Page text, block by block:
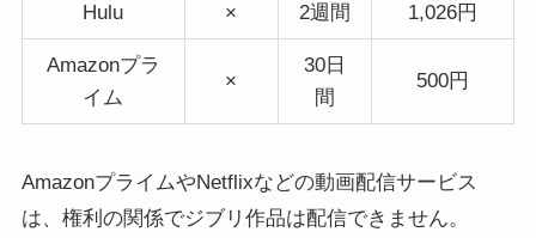
Hulu × 2週間 1,026円
Amazonプラ
イム
×
30日
間
500円
AmazonプライムやNetflixなどの動画配信サービス
は、権利の関係でジブリ作品は配信できません。